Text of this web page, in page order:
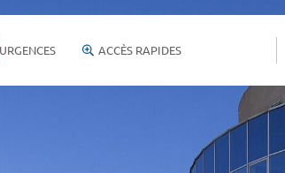
URGENCES ACCÈS RAPIDES